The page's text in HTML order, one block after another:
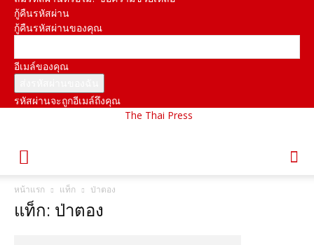
กู้คืนรหัสผ่าน
กู้คืนรหัสผ่านของคุณ
อีเมล์ของคุณ
รหัสผ่านจะถูกอีเมล์ถึงคุณ
The Thai Press
หน้าแรก แท็ก ป่าตอง
แท็ก: ป่าตอง